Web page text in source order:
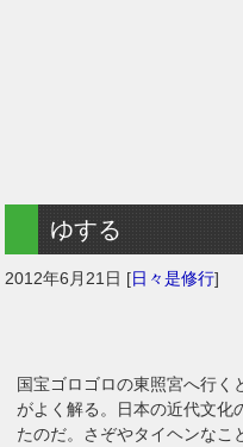
ゆする
2012年6月21日 [日々是修行]
国宝ゴロゴロの東照宮へ行く
がよく解る。日本の近代文化
たのだ。さぞやタイヘンなこ